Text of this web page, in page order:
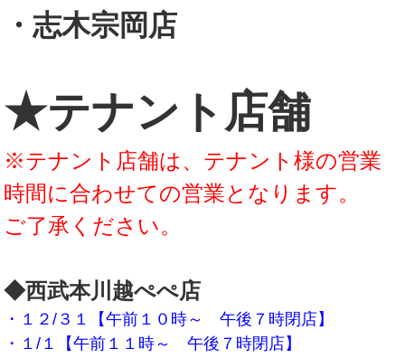
・志木宗岡店
★テナント店舗
※テナント店舗は、テナント様の営業
時間に合わせての営業となります。
ご了承ください。
◆西武本川越ぺぺ店
・１２/３１【午前１０時～ 午後７時閉店】
・１/１【午前１１時～ 午後７時閉店】